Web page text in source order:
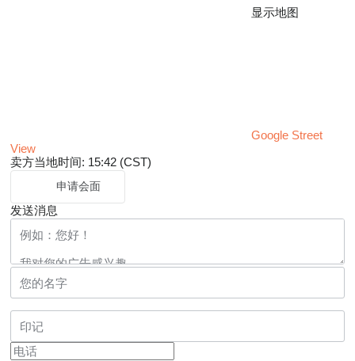
显示地图
Google Street
View
卖方当地时间: 15:42 (CST)
申请会面
发送消息